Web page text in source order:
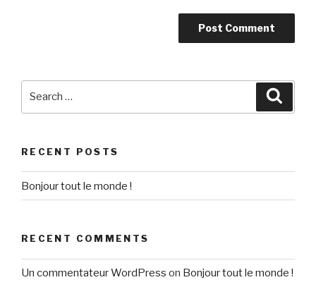
RECENT POSTS
Bonjour tout le monde !
RECENT COMMENTS
Un commentateur WordPress on Bonjour tout le monde !